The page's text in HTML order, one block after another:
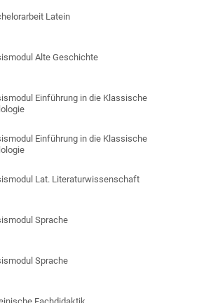
Latein
Alte Geschichte
Einführung in die Klassische
Einführung in die Klassische
Lat. Literaturwissenschaft
Sprache
Sprache